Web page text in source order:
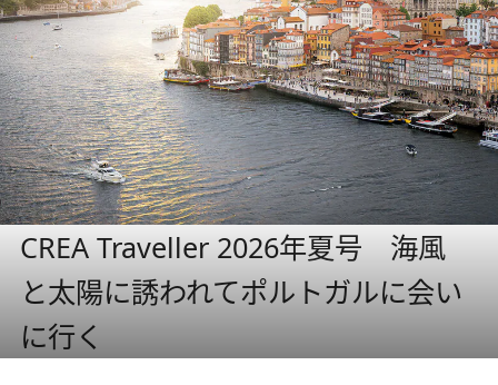
CREA Traveller 2026年夏号 海風
と太陽に誘われてポルトガルに会い
に行く